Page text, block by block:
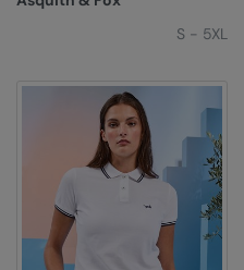
S - 5XL